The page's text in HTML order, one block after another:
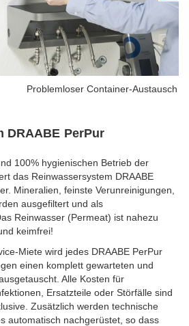
Container-Austausch
DRAABE PerPur
100% hygienischen Betrieb der
das Reinwassersystem DRAABE
Mineralien, feinste Verunreinigungen,
ausgefiltert und als
Reinwasser (Permeat) ist nahezu
keimfrei!
Miete wird jedes DRAABE PerPur
einen komplett gewarteten und
Alle Kosten für
Ersatzteile oder Störfälle sind
Zusätzlich werden technische
automatisch nachgerüstet, so dass